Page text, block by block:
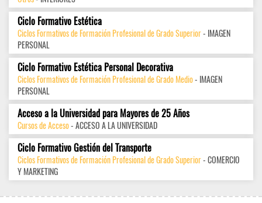
Ciclo Formativo Estética
Ciclos Formativos de Formación Profesional de Grado Superior- IMAGEN
PERSONAL
Ciclo Formativo Estética Personal Decorativa
Ciclos Formativos de Formación Profesional de Grado Medio- IMAGEN
PERSONAL
Acceso a la Universidad para Mayores de 25 Años
Cursos de Acceso- ACCESO A LA UNIVERSIDAD
Ciclo Formativo Gestión del Transporte
Ciclos Formativos de Formación Profesional de Grado Superior- COMERCIO
Y MARKETING